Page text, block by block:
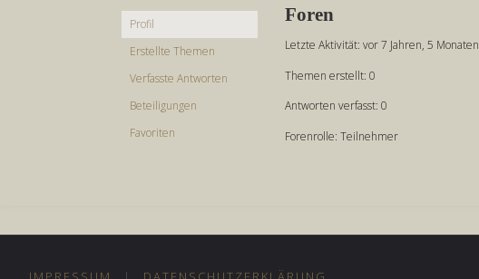
Profil
Erstellte Themen
Verfasste Antworten
Beteiligungen
Favoriten
Foren
Letzte Aktivität: vor 7 Jahren, 5 Monaten
Themen erstellt: 0
Antworten verfasst: 0
Forenrolle: Teilnehmer